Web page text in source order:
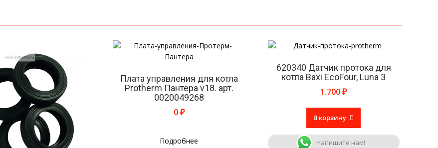
Плата управления для котла
Protherm Пантера v18. арт.
0020049268
0₽
Подробнее
620340 Датчик протока для
котла Baxi EcoFour, Luna 3
1.700₽
В корзину
Напишите нам!